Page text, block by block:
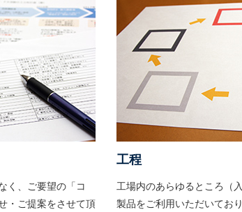
く、ご要望の「コ
・ご提案をさせて頂
工程
工場内のあらゆるところ（
製品をご利用いただいてお